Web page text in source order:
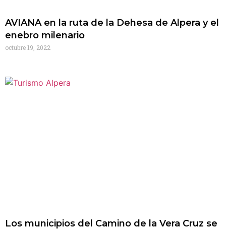
AVIANA en la ruta de la Dehesa de Alpera y el
enebro milenario
octubre 19, 2022
Los municipios del Camino de la Vera Cruz se